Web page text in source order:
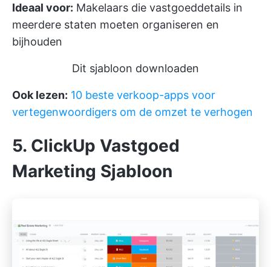
Ideaal voor: Makelaars die vastgoeddetails in
meerdere staten moeten organiseren en
bijhouden
Dit sjabloon downloaden
Ook lezen: 10 beste verkoop-apps voor
vertegenwoordigers om de omzet te verhogen
5. ClickUp Vastgoed
Marketing Sjabloon